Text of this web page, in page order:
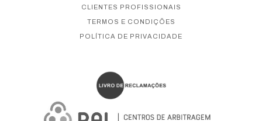
CLIENTES PROFISSIONAIS
TERMOS E CONDIÇÕES
POLÍTICA DE PRIVACIDADE